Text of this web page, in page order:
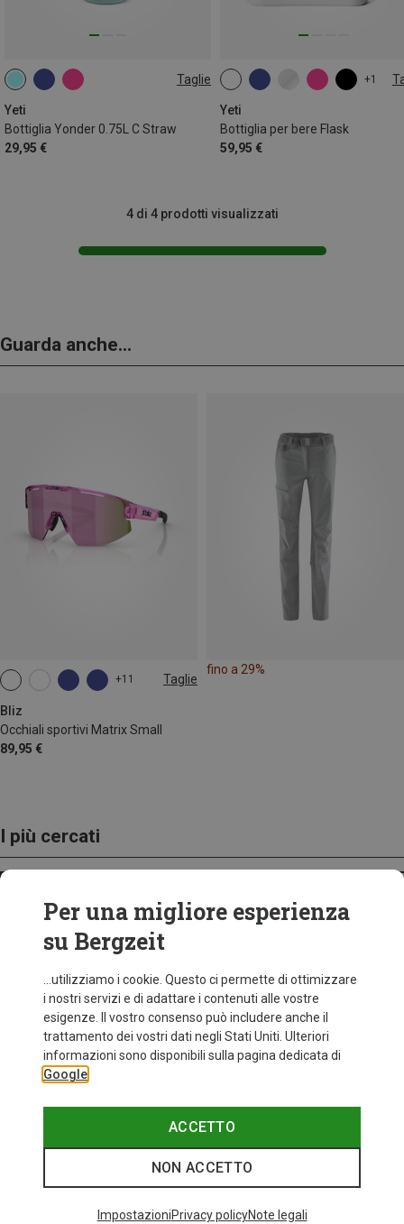
Taglie
Yeti
Bottiglia Yonder 0.75L C Straw
29,95 €
750ML
+1
Yeti
Bottiglia per bere Flask
59,95 €
207ML
4 di 4 prodotti visualizzati
Guarda anche...
+11 Taglie
Bliz
Occhiali sportivi Matrix Small
89,95 €
ONE SIZE
fino a 29%
I più cercati
Per una migliore esperienza
su Bergzeit
...utilizziamo i cookie. Questo ci permette di ottimizzare
i nostri servizi e di adattare i contenuti alle vostre
esigenze. Il vostro consenso può includere anche il
trattamento dei vostri dati negli Stati Uniti. Ulteriori
informazioni sono disponibili sulla pagina dedicata di
Google
ACCETTO
NON ACCETTO
ImpostazioniPrivacy policyNote legali